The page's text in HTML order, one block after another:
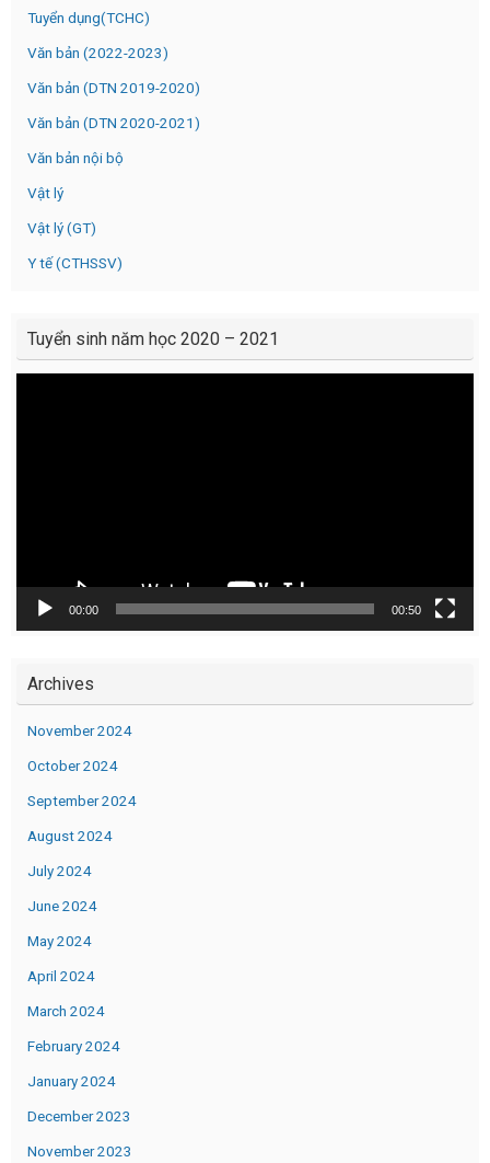
Tuyển dụng(TCHC)
Văn bản (2022-2023)
Văn bản (DTN 2019-2020)
Văn bản (DTN 2020-2021)
Văn bản nội bộ
Vật lý
Vật lý (GT)
Y tế (CTHSSV)
Tuyển sinh năm học 2020 – 2021
00:00 00:50
Archives
November 2024
October 2024
September 2024
August 2024
July 2024
June 2024
May 2024
April 2024
March 2024
February 2024
January 2024
December 2023
November 2023